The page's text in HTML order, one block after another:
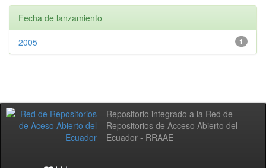
Fecha de lanzamiento
1
2005
Repositorio integrado a la Red de
Repositorios de Acceso Abierto del
Ecuador - RRAAE